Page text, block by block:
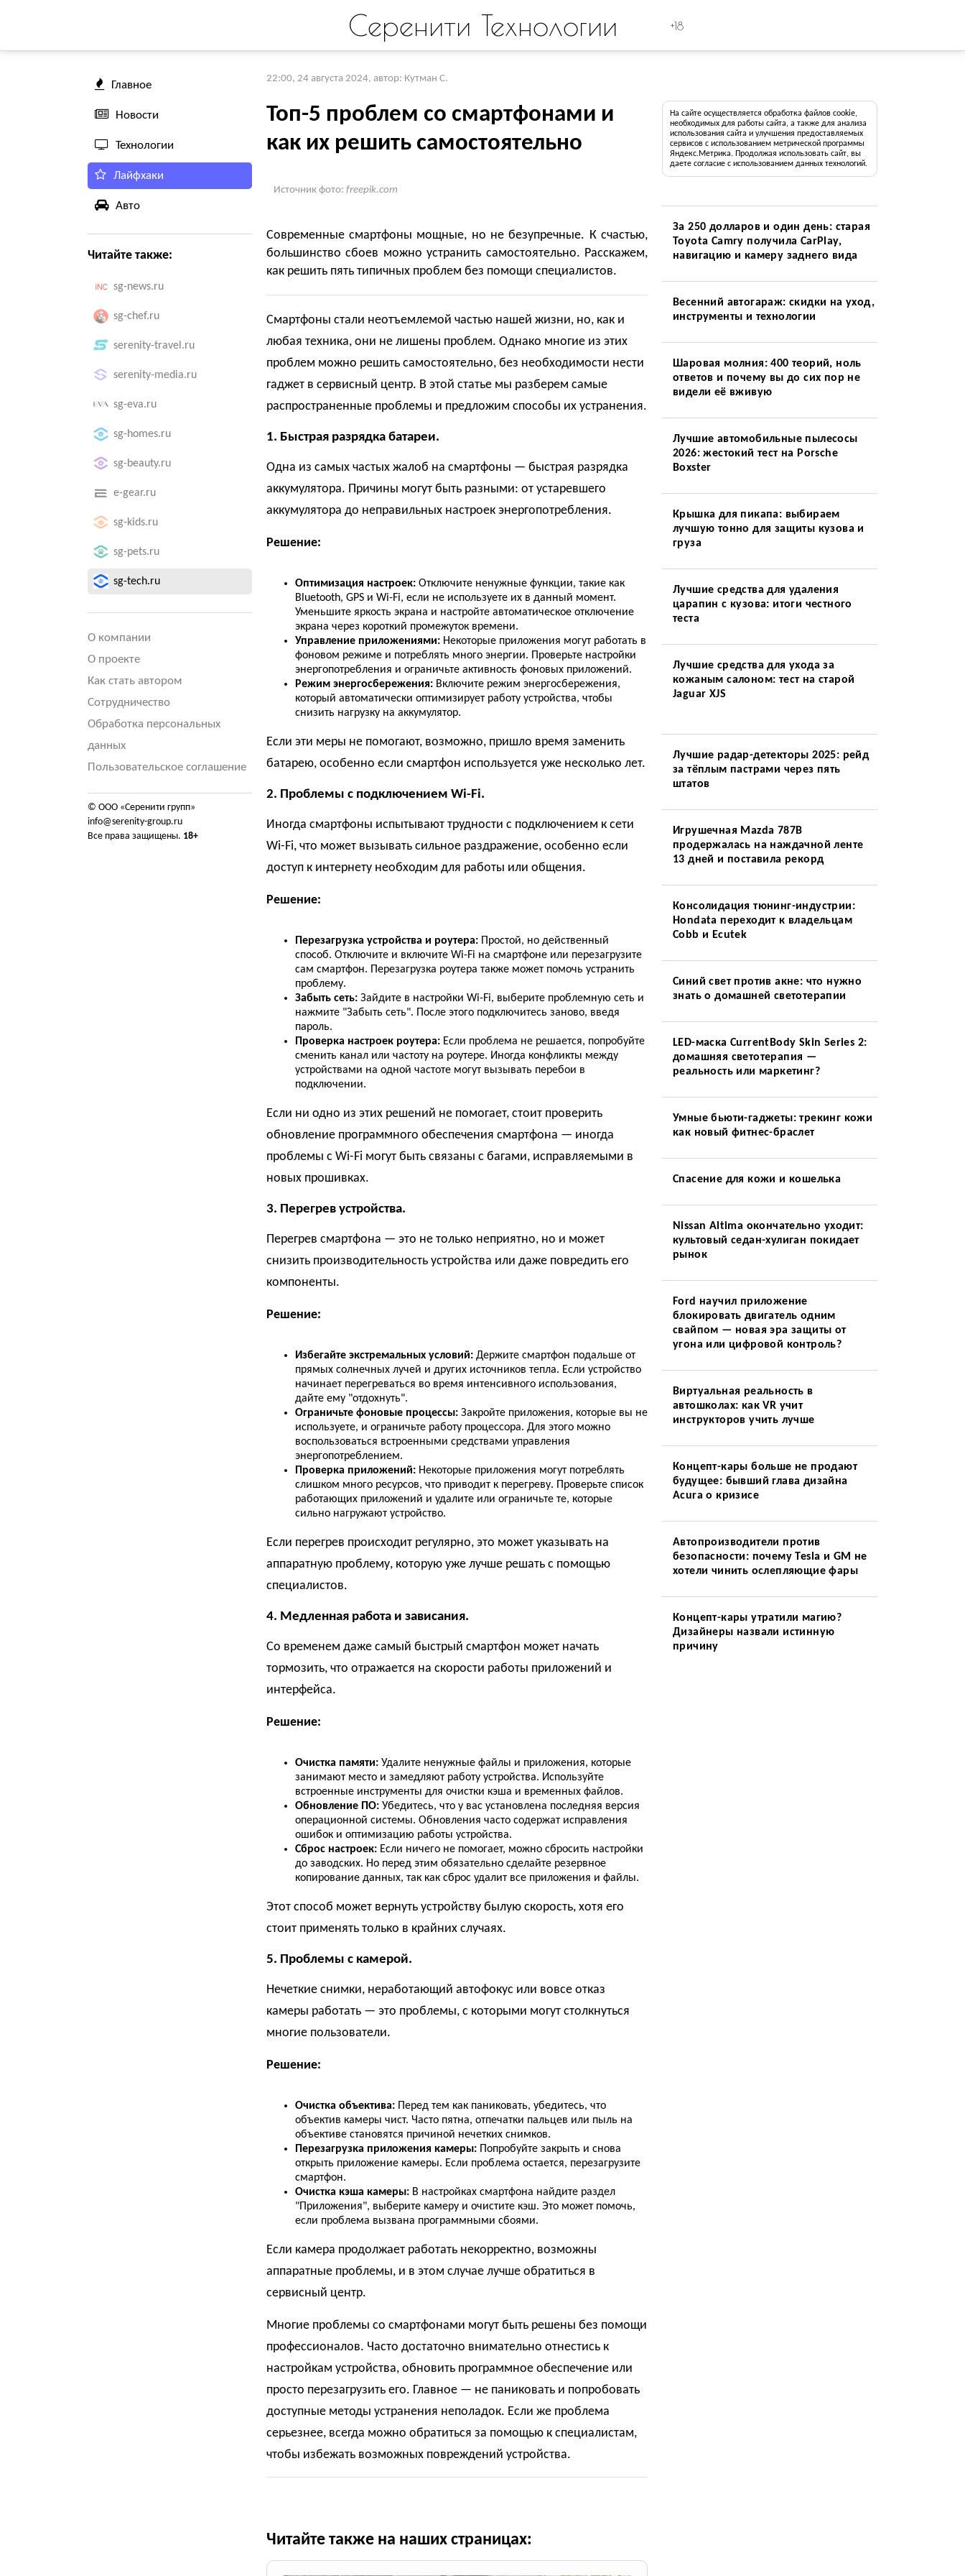
Серенити Технологии +18
Главное
Новости
Технологии
Лайфхаки
Авто
Читайте также:
sg-news.ru
sg-chef.ru
serenity-travel.ru
serenity-media.ru
sg-eva.ru
sg-homes.ru
sg-beauty.ru
e-gear.ru
sg-kids.ru
sg-pets.ru
sg-tech.ru
О компании
О проекте
Как стать автором
Сотрудничество
Обработка персональных
данных
Пользовательское соглашение
© ООО «Серенити групп»
info@serenity-group.ru
Все права защищены. 18+
22:00, 24 августа 2024, автор: Кутман С.
Топ-5 проблем со смартфонами и
как их решить самостоятельно
Источник фото: freepik.com
Современные смартфоны мощные, но не безупречные. К счастью,
большинство сбоев можно устранить самостоятельно. Расскажем,
как решить пять типичных проблем без помощи специалистов.
Смартфоны стали неотъемлемой частью нашей жизни, но, как и
любая техника, они не лишены проблем. Однако многие из этих
проблем можно решить самостоятельно, без необходимости нести
гаджет в сервисный центр. В этой статье мы разберем самые
распространенные проблемы и предложим способы их устранения.
1. Быстрая разрядка батареи.
Одна из самых частых жалоб на смартфоны — быстрая разрядка
аккумулятора. Причины могут быть разными: от устаревшего
аккумулятора до неправильных настроек энергопотребления.
Решение:
Оптимизация настроек:Отключите ненужные функции, такие как
Bluetooth, GPS и Wi-Fi, если не используете их в данный момент.
Уменьшите яркость экрана и настройте автоматическое отключение
экрана через короткий промежуток времени.
Управление приложениями:Некоторые приложения могут работать в
фоновом режиме и потреблять много энергии. Проверьте настройки
энергопотребления и ограничьте активность фоновых приложений.
Режим энергосбережения:Включите режим энергосбережения,
который автоматически оптимизирует работу устройства, чтобы
снизить нагрузку на аккумулятор.
Если эти меры не помогают, возможно, пришло время заменить
батарею, особенно если смартфон используется уже несколько лет.
2. Проблемы с подключением Wi-Fi.
Иногда смартфоны испытывают трудности с подключением к сети
Wi-Fi, что может вызывать сильное раздражение, особенно если
доступ к интернету необходим для работы или общения.
Решение:
Перезагрузка устройства и роутера:Простой, но действенный
способ. Отключите и включите Wi-Fi на смартфоне или перезагрузите
сам смартфон. Перезагрузка роутера также может помочь устранить
проблему.
Забыть сеть:Зайдите в настройки Wi-Fi, выберите проблемную сеть и
нажмите "Забыть сеть". После этого подключитесь заново, введя
пароль.
Проверка настроек роутера:Если проблема не решается, попробуйте
сменить канал или частоту на роутере. Иногда конфликты между
устройствами на одной частоте могут вызывать перебои в
подключении.
Если ни одно из этих решений не помогает, стоит проверить
обновление программного обеспечения смартфона — иногда
проблемы с Wi-Fi могут быть связаны с багами, исправляемыми в
новых прошивках.
3. Перегрев устройства.
Перегрев смартфона — это не только неприятно, но и может
снизить производительность устройства или даже повредить его
компоненты.
Решение:
Избегайте экстремальных условий:Держите смартфон подальше от
прямых солнечных лучей и других источников тепла. Если устройство
начинает перегреваться во время интенсивного использования,
дайте ему "отдохнуть".
Ограничьте фоновые процессы:Закройте приложения, которые вы не
используете, и ограничьте работу процессора. Для этого можно
воспользоваться встроенными средствами управления
энергопотреблением.
Проверка приложений:Некоторые приложения могут потреблять
слишком много ресурсов, что приводит к перегреву. Проверьте список
работающих приложений и удалите или ограничьте те, которые
сильно нагружают устройство.
Если перегрев происходит регулярно, это может указывать на
аппаратную проблему, которую уже лучше решать с помощью
специалистов.
4. Медленная работа и зависания.
Со временем даже самый быстрый смартфон может начать
тормозить, что отражается на скорости работы приложений и
интерфейса.
Решение:
Очистка памяти:Удалите ненужные файлы и приложения, которые
занимают место и замедляют работу устройства. Используйте
встроенные инструменты для очистки кэша и временных файлов.
Обновление ПО:Убедитесь, что у вас установлена последняя версия
операционной системы. Обновления часто содержат исправления
ошибок и оптимизацию работы устройства.
Сброс настроек:Если ничего не помогает, можно сбросить настройки
до заводских. Но перед этим обязательно сделайте резервное
копирование данных, так как сброс удалит все приложения и файлы.
Этот способ может вернуть устройству былую скорость, хотя его
стоит применять только в крайних случаях.
5. Проблемы с камерой.
Нечеткие снимки, неработающий автофокус или вовсе отказ
камеры работать — это проблемы, с которыми могут столкнуться
многие пользователи.
Решение:
Очистка объектива:Перед тем как паниковать, убедитесь, что
объектив камеры чист. Часто пятна, отпечатки пальцев или пыль на
объективе становятся причиной нечетких снимков.
Перезагрузка приложения камеры:Попробуйте закрыть и снова
открыть приложение камеры. Если проблема остается, перезагрузите
смартфон.
Очистка кэша камеры:В настройках смартфона найдите раздел
"Приложения", выберите камеру и очистите кэш. Это может помочь,
если проблема вызвана программными сбоями.
Если камера продолжает работать некорректно, возможны
аппаратные проблемы, и в этом случае лучше обратиться в
сервисный центр.
Многие проблемы со смартфонами могут быть решены без помощи
профессионалов. Часто достаточно внимательно отнестись к
настройкам устройства, обновить программное обеспечение или
просто перезагрузить его. Главное — не паниковать и попробовать
доступные методы устранения неполадок. Если же проблема
серьезнее, всегда можно обратиться за помощью к специалистам,
чтобы избежать возможных повреждений устройства.
Читайте также на наших страницах:
На сайте осуществляется обработка файлов cookie,
необходимых для работы сайта, а также для анализа
использования сайта и улучшения предоставляемых
сервисов с использованием метрической программы
Яндекс.Метрика. Продолжая использовать сайт, вы
даете согласие с использованием данных технологий.
За 250 долларов и один день: старая
Toyota Camry получила CarPlay,
навигацию и камеру заднего вида
Весенний автогараж: скидки на уход,
инструменты и технологии
Шаровая молния: 400 теорий, ноль
ответов и почему вы до сих пор не
видели её вживую
Лучшие автомобильные пылесосы
2026: жестокий тест на Porsche
Boxster
Крышка для пикапа: выбираем
лучшую тонно для защиты кузова и
груза
Лучшие средства для удаления
царапин с кузова: итоги честного
теста
Лучшие средства для ухода за
кожаным салоном: тест на старой
Jaguar XJS
Лучшие радар-детекторы 2025: рейд
за тёплым пастрами через пять
штатов
Игрушечная Mazda 787B
продержалась на наждачной ленте
13 дней и поставила рекорд
Консолидация тюнинг-индустрии:
Hondata переходит к владельцам
Cobb и Ecutek
Синий свет против акне: что нужно
знать о домашней светотерапии
LED-маска CurrentBody Skin Series 2:
домашняя светотерапия —
реальность или маркетинг?
Умные бьюти-гаджеты: трекинг кожи
как новый фитнес-браслет
Спасение для кожи и кошелька
Nissan Altima окончательно уходит:
культовый седан-хулиган покидает
рынок
Ford научил приложение
блокировать двигатель одним
свайпом — новая эра защиты от
угона или цифровой контроль?
Виртуальная реальность в
автошколах: как VR учит
инструкторов учить лучше
Концепт-кары больше не продают
будущее: бывший глава дизайна
Acura о кризисе
Автопроизводители против
безопасности: почему Tesla и GM не
хотели чинить ослепляющие фары
Концепт-кары утратили магию?
Дизайнеры назвали истинную
причину